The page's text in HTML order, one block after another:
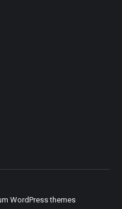
WordPress themes